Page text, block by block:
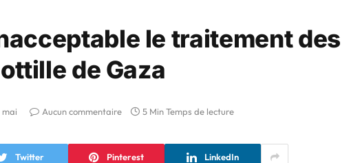
le traitement des
de Gaza
mai Aucun commentaire 5 Min Temps de lecture
Twitter Pinterest LinkedIn